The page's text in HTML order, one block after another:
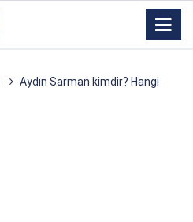
Aydın Sarman kimdir? Hangi